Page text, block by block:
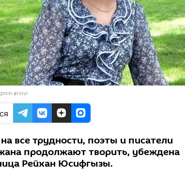
arxivi
все трудности, поэты и писатели
продолжают творить, убеждена
Рейхан Юсифгызы.